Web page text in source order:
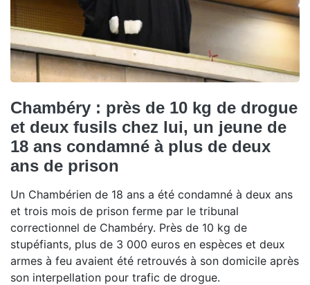
Chambéry : près de 10 kg de drogue
et deux fusils chez lui, un jeune de
18 ans condamné à plus de deux
ans de prison
Un Chambérien de 18 ans a été condamné à deux ans
et trois mois de prison ferme par le tribunal
correctionnel de Chambéry. Près de 10 kg de
stupéfiants, plus de 3 000 euros en espèces et deux
armes à feu avaient été retrouvés à son domicile après
son interpellation pour trafic de drogue.